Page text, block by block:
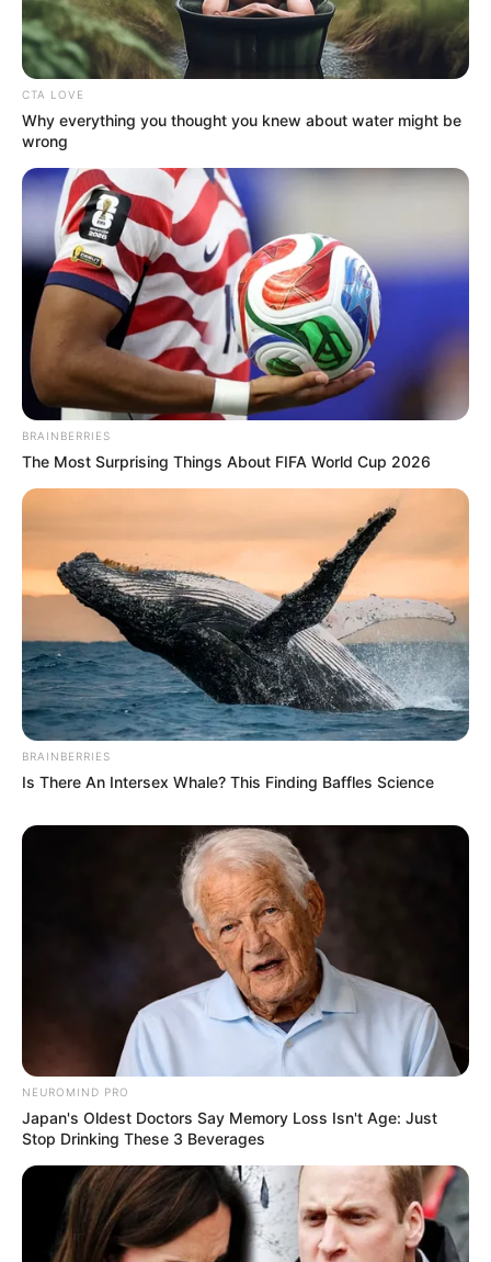
CTA LOVE
Why everything you thought you knew about water might be
wrong
BRAINBERRIES
The Most Surprising Things About FIFA World Cup 2026
BRAINBERRIES
Is There An Intersex Whale? This Finding Baffles Science
NEUROMIND PRO
Japan's Oldest Doctors Say Memory Loss Isn't Age: Just
Stop Drinking These 3 Beverages